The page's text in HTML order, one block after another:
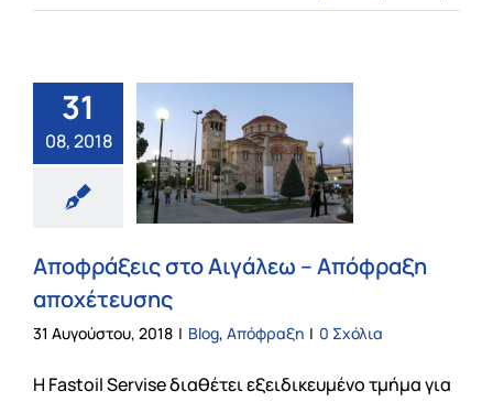
31
08, 2018
Αποφράξεις στο Αιγάλεω – Απόφραξη
αποχέτευσης
31 Αυγούστου, 2018 | Blog, Απόφραξη | 0 Σχόλια
Η Fastoil Servise διαθέτει εξειδικευμένο τμήμα για